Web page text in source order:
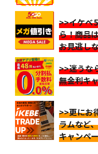
>>イケベ
ら！商品
お見逃し
>>迷うな
無金利キ
>>更にお
ラムなど
キャンペ